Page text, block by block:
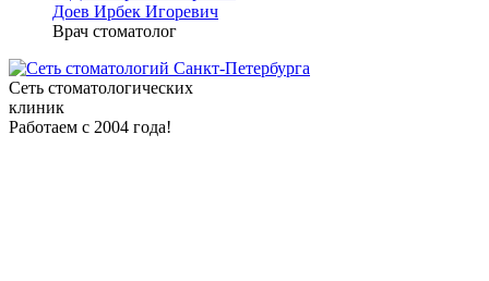
Доев Ирбек Игоревич
Врач стоматолог
Сеть стоматологических
клиник
Работаем с 2004 года!